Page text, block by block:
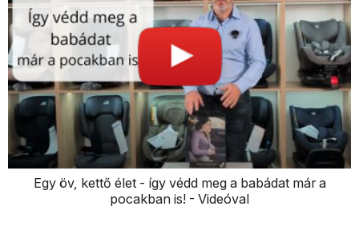
Egy öv, kettő élet - így védd meg a babádat már a
pocakban is! - Videóval